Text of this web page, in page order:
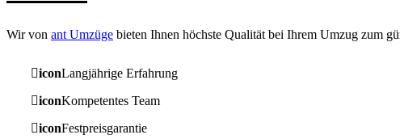
Wir von ant Umzüge bieten Ihnen höchste Qualität bei Ihrem Umzug zum
iconLangjährige Erfahrung
iconKompetentes Team
iconFestpreisgarantie